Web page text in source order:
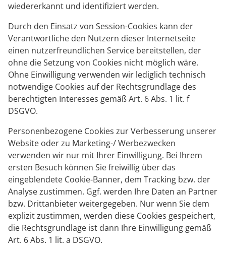
wiedererkannt und identifiziert werden.
Durch den Einsatz von Session-Cookies kann der
Verantwortliche den Nutzern dieser Internetseite
einen nutzerfreundlichen Service bereitstellen, der
ohne die Setzung von Cookies nicht möglich wäre.
Ohne Einwilligung verwenden wir lediglich technisch
notwendige Cookies auf der Rechtsgrundlage des
berechtigten Interesses gemäß Art. 6 Abs. 1 lit. f
DSGVO.
Personenbezogene Cookies zur Verbesserung unserer
Website oder zu Marketing-/ Werbezwecken
verwenden wir nur mit Ihrer Einwilligung. Bei Ihrem
ersten Besuch können Sie freiwillig über das
eingeblendete Cookie-Banner, dem Tracking bzw. der
Analyse zustimmen. Ggf. werden Ihre Daten an Partner
bzw. Drittanbieter weitergegeben. Nur wenn Sie dem
explizit zustimmen, werden diese Cookies gespeichert,
die Rechtsgrundlage ist dann Ihre Einwilligung gemäß
Art. 6 Abs. 1 lit. a DSGVO.